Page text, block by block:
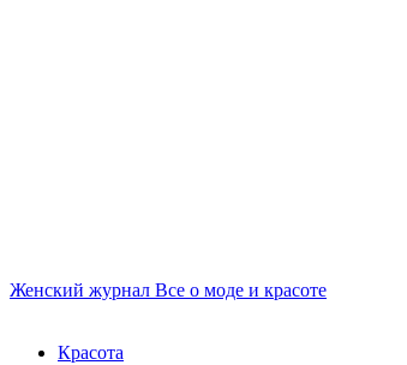
Женский журнал Все о моде и красоте
Красота